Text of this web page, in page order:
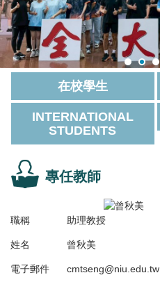
在校學生
INTERNATIONAL
STUDENTS
專任教師
職稱 助理教授
姓名 曾秋美
電子郵件 cmtseng@niu.edu.tw